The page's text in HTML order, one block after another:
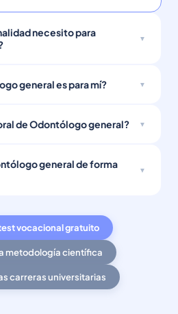
necesito para
general es para mí?
de Odontólogo general?
general de forma
vocacional gratuito
metodología científica
carreras universitarias